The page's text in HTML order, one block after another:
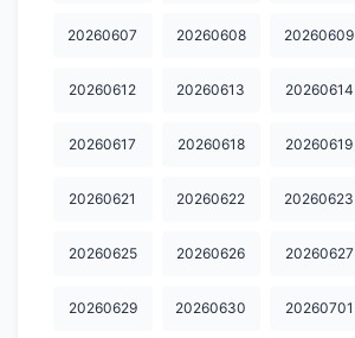
20260607 20260608 20260609
20260612 20260613 20260614
20260617 20260618 20260619
20260621 20260622 20260623
20260625 20260626 20260627
20260629 20260630 20260701